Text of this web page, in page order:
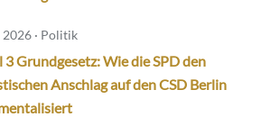
2026 · Politik
Grundgesetz: Wie die SPD den
Anschlag auf den CSD Berlin